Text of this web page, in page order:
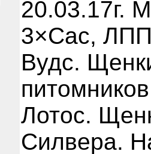
20.03.17г.
3×Сас,
Вудс.
Лотос.
Силвера.